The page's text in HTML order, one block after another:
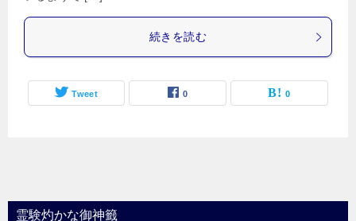
続きを読む
Tweet 0 0
霊験灼かな御神籤